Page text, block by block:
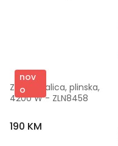
nov
o
Zilan Grijalica, plinska,
4200 W - ZLN8458
190 KM